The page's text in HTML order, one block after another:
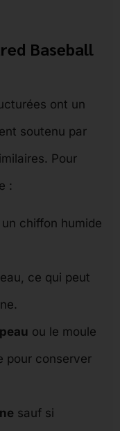
Baseball
ont un
soutenu par
Pour
:
chiffon humide
ce qui peut
ou le moule
pour conserver
sauf si